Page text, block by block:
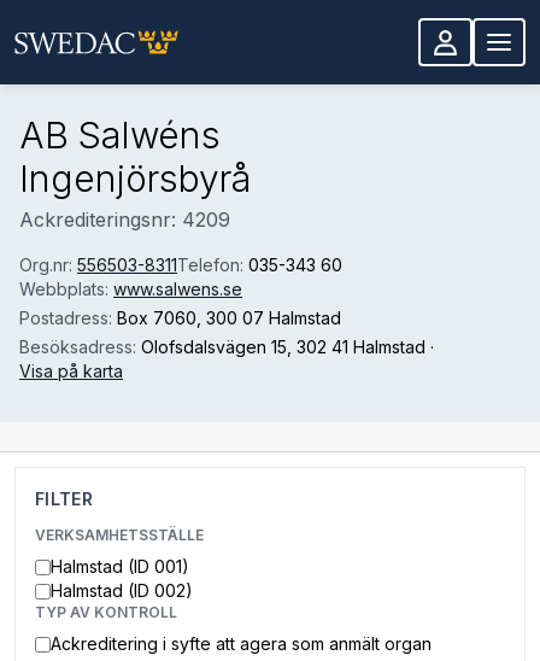
AB Salwéns
Ingenjörsbyrå
Ackrediteringsnr: 4209
Org.nr: 556503-8311Telefon: 035-343 60
Webbplats: www.salwens.se
Postadress: Box 7060 , 300 07 Halmstad
Besöksadress: Olofsdalsvägen 15 , 302 41 Halmstad ·
Visa på karta
FILTER
VERKSAMHETSSTÄLLE
Halmstad (ID 001)
Halmstad (ID 002)
TYP AV KONTROLL
Ackreditering i syfte att agera som anmält organ